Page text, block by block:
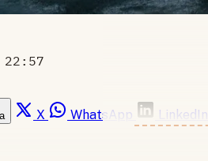
22:57
X WhatsApp LinkedIn